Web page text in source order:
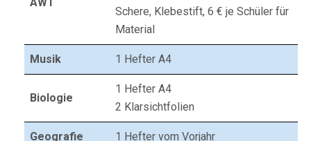
Schere, Klebestift, 6 € je Schüler für
Material
Musik 1 Hefter A4
Biologie
1 Hefter A4
2 Klarsichtfolien
Geografie 1 Hefter vom Vorjahr